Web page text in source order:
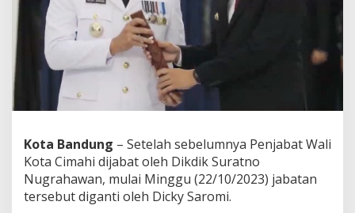
n
j
a
b
a
t
G
u
e
r
n
u
r
Kota Bandung – Setelah sebelumnya Penjabat Wali
Kota Cimahi dijabat oleh Dikdik Suratno
Nugrahawan, mulai Minggu (22/10/2023) jabatan
tersebut diganti oleh Dicky Saromi.